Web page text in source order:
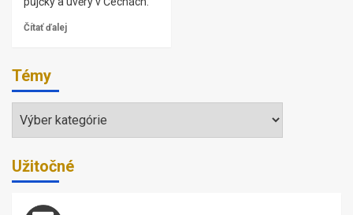
Čítať ďalej
Témy
Témy
Užitočné